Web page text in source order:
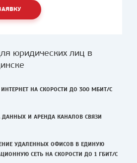
юридических лиц в
НА СКОРОСТИ ДО 300 МБИТ/С
ДАННЫХ И АРЕНДА КАНАЛОВ СВЯЗИ
УДАЛЕННЫХ ОФИСОВ В ЕДИНУЮ
СЕТЬ НА СКОРОСТИ ДО 1 ГБИТ/С